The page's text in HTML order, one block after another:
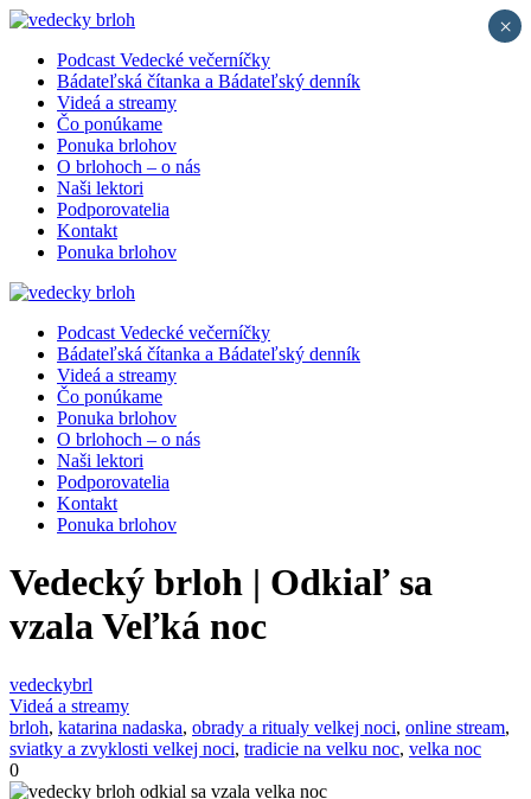
Podcast Vedecké večerníčky
Bádateľská čítanka a Bádateľský denník
Videá a streamy
Čo ponúkame
Ponuka brlohov
O brlohoch – o nás
Naši lektori
Podporovatelia
Kontakt
Ponuka brlohov
Podcast Vedecké večerníčky
Bádateľská čítanka a Bádateľský denník
Videá a streamy
Čo ponúkame
Ponuka brlohov
O brlohoch – o nás
Naši lektori
Podporovatelia
Kontakt
Ponuka brlohov
Vedecký brloh | Odkiaľ sa
vzala Veľká noc
vedeckybrl
Videá a streamy
brloh, katarina nadaska, obrady a ritualy velkej noci, online stream,
sviatky a zvyklosti velkej noci, tradicie na velku noc, velka noc
0
×